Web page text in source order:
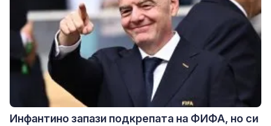
Инфантино запази подкрепата на ФИФА, но си